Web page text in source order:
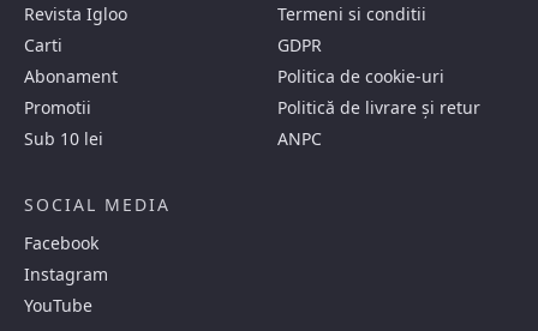
Revista Igloo
Carti
Abonament
Promotii
Sub 10 lei
Termeni si conditii
GDPR
Politica de cookie-uri
Politică de livrare și retur
ANPC
SOCIAL MEDIA
Facebook
Instagram
YouTube